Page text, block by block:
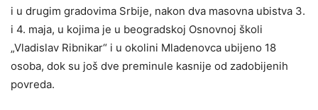
i u drugim gradovima Srbije, nakon dva masovna ubistva 3.
i 4. maja, u kojima je u beogradskoj Osnovnoj školi
„Vladislav Ribnikar“ i u okolini Mladenovca ubijeno 18
osoba, dok su još dve preminule kasnije od zadobijenih
povreda.